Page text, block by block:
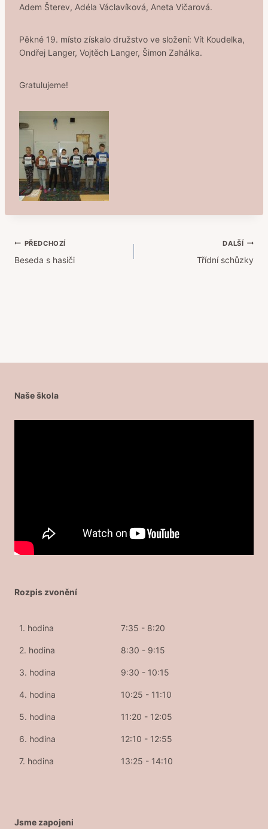
Adem Šterev, Adéla Václavíková, Aneta Vičarová.
Pěkné 19. místo získalo družstvo ve složení: Vít Koudelka,
Ondřej Langer, Vojtěch Langer, Šimon Zahálka.
Gratulujeme!
Navigace
pro
PŘEDCHOZÍ
Beseda s hasiči
DALŠÍ
Třídní schůzky
Naše škola
Rozpis zvonění
1. hodina 7:35 - 8:20
2. hodina 8:30 - 9:15
3. hodina 9:30 - 10:15
4. hodina 10:25 - 11:10
5. hodina 11:20 - 12:05
6. hodina 12:10 - 12:55
7. hodina 13:25 - 14:10
Jsme zapojeni